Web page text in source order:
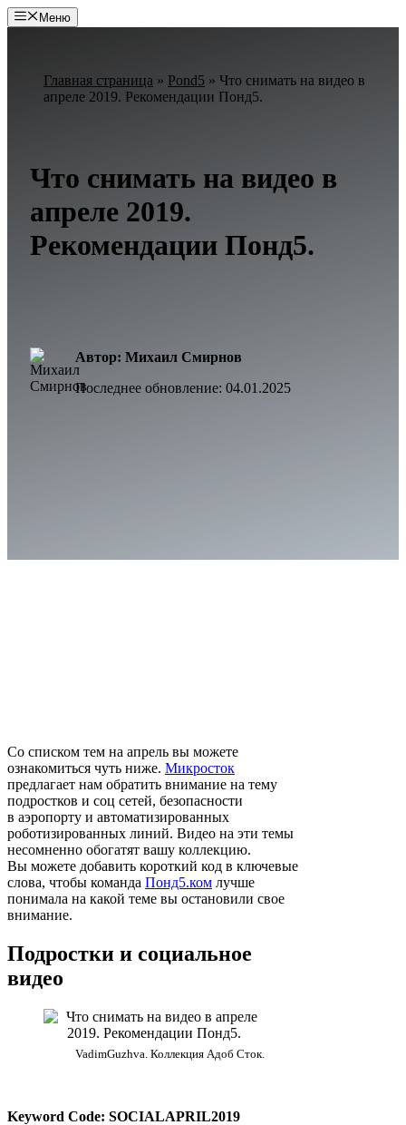
Перейти
к
Меню
Главная страница » Pond5 » Что снимать на видео в
апреле 2019. Рекомендации Понд5.
Что снимать на видео в
апреле 2019.
Рекомендации Понд5.
Автор: Михаил Смирнов
Последнее обновление: 04.01.2025
Со списком тем на апрель вы можете
ознакомиться чуть ниже. Микросток
предлагает нам обратить внимание на тему
подростков и соц сетей, безопасности
в аэропорту и автоматизированных
роботизированных линий. Видео на эти темы
несомненно обогатят вашу коллекцию.
Вы можете добавить короткий код в ключевые
слова, чтобы команда Понд5.ком лучше
понимала на какой теме вы остановили свое
внимание.
Подростки и социальное
видео
VadimGuzhva. Коллекция Адоб Сток.
Keyword Code: SOCIALAPRIL2019